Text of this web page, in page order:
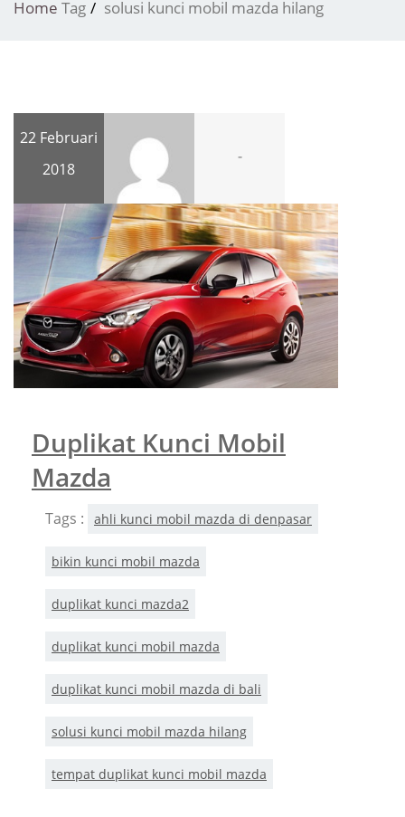
Home Tag solusi kunci mobil mazda hilang
22 Februari
2018
-
Duplikat Kunci Mobil
Mazda
Tags : ahli kunci mobil mazda di denpasar
bikin kunci mobil mazda
duplikat kunci mazda2
duplikat kunci mobil mazda
duplikat kunci mobil mazda di bali
solusi kunci mobil mazda hilang
tempat duplikat kunci mobil mazda